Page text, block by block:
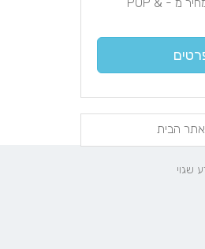
אתר הבית
שגוי